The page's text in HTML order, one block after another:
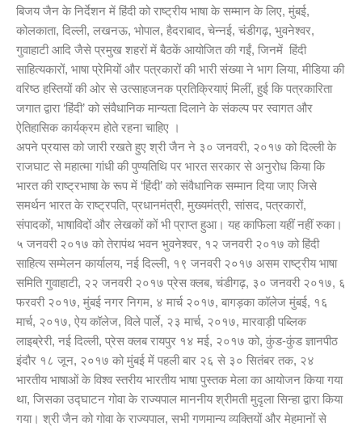
बिजय जैन के निर्देशन में हिंदी को राष्ट्रीय भाषा के सम्मान के लिए, मुंबई,
कोलकाता, दिल्ली, लखनऊ, भोपाल, हैदराबाद, चेन्नई, चंडीगढ़, भुवनेश्वर,
गुवाहाटी आदि जैसे प्रमुख शहरों में बैठकें आयोजित की गईं, जिनमें हिंदी
साहित्यकारों, भाषा प्रेमियों और पत्रकारों की भारी संख्या ने भाग लिया, मीडिया की
वरिष्ठ हस्तियों की ओर से उत्साहजनक प्रतिक्रियाएं मिलीं, हुई कि पत्रकारिता
जगात द्वारा ‘हिंदी’ को संवैधानिक मान्यता दिलाने के संकल्प पर स्वागत और
ऐतिहासिक कार्यक्रम होते रहना चाहिए ।
अपने प्रयास को जारी रखते हुए श्री जैन ने ३० जनवरी, २०१७ को दिल्ली के
राजघाट से महात्मा गांधी की पुण्यतिथि पर भारत सरकार से अनुरोध किया कि
भारत की राष्ट्रभाषा के रूप में ‘हिंदी’ को संवैधानिक सम्मान दिया जाए जिसे
समर्थन भारत के राष्ट्रपति, प्रधानमंत्री, मुख्यमंत्री, सांसद, पत्रकारों,
संपादकों, भाषाविदों और लेखकों कों भी प्राप्त हुआ। यह काफिला यहीं नहीं रुका।
५ जनवरी २०१७ को तेरापंथ भवन भुवनेश्वर, १२ जनवरी २०१७ को हिंदी
साहित्य सम्मेलन कार्यालय, नई दिल्ली, १९ जनवरी २०१७ असम राष्ट्रीय भाषा
समिति गुवाहाटी, २२ जनवरी २०१७ प्रेस क्लब, चंडीगढ़, ३० जनवरी २०१७, ६
फरवरी २०१७, मुंबई नगर निगम, ४ मार्च २०१७, बागड़का कॉलेज मुंबई, १६
मार्च, २०१७, ऐय कॉलेज, विले पार्ले, २३ मार्च, २०१७, मारवाड़ी पब्लिक
लाइब्रेरी, नई दिल्ली, प्रेस क्लब रायपुर १४ मई, २०१७ को, कुंड-कुंड ज्ञानपीठ
इंदौर १८ जून, २०१७ को मुंबई में पहली बार २६ से ३० सितंबर तक, २४
भारतीय भाषाओं के विश्व स्तरीय भारतीय भाषा पुस्तक मेला का आयोजन किया गया
था, जिसका उद्घाटन गोवा के राज्यपाल माननीय श्रीमती मुदृला सिन्हा द्वारा किया
गया। श्री जैन को गोवा के राज्यपाल, सभी गणमान्य व्यक्तियों और मेहमानों से